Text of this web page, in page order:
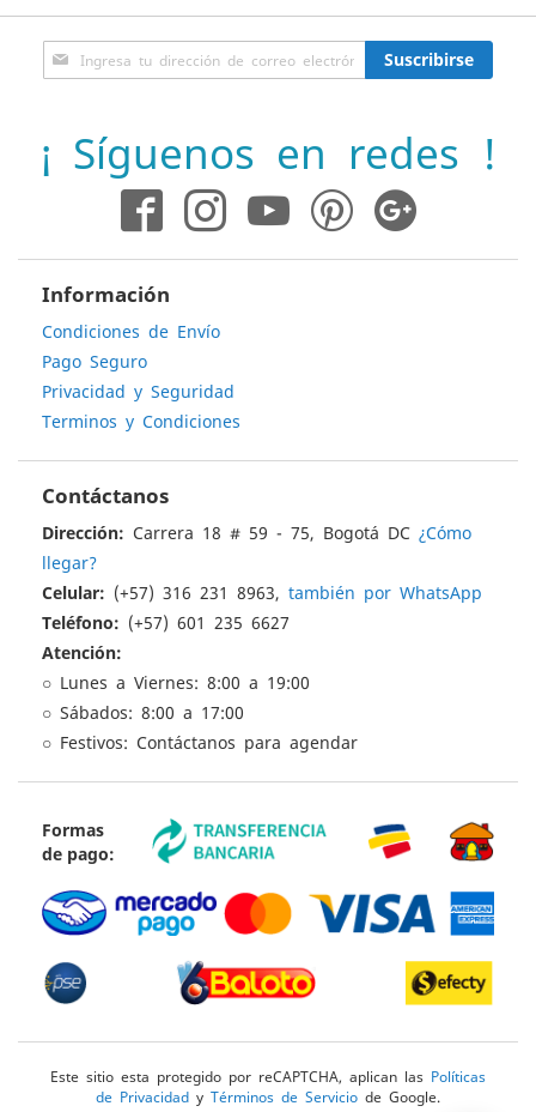
Inscríbase
a
de
noticias:
Suscribirse
¡ Síguenos en redes !
Información
Condiciones de Envío
Pago Seguro
Privacidad y Seguridad
Terminos y Condiciones
Contáctanos
Dirección: Carrera 18 # 59 - 75, Bogotá DC ¿Cómo
llegar?
Celular: (+57) 316 231 8963, también por WhatsApp
Teléfono: (+57) 601 235 6627
Atención:
○ Lunes a Viernes: 8:00 a 19:00
○ Sábados: 8:00 a 17:00
○ Festivos: Contáctanos para agendar
Formas
de pago:
Este sitio esta protegido por reCAPTCHA, aplican las Políticas
de Privacidad y Términos de Servicio de Google.